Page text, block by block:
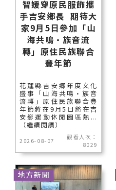
智媛穿原民服飾攜
手吉安鄉長 期待大
家9月5日參加「山
海共鳴•族音流
轉」原住民族聯合
豐年節
花蓮縣吉安鄉年度文化
盛事「山海共鳴•族音
流轉」原住民族聯合豐
年節將在9月5日將在吉
安鄉運動休閒園區熱...
（繼續閱讀）
2026-08-07
觀看人次：
8029
地方新聞